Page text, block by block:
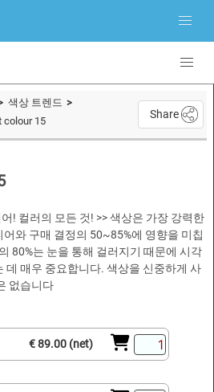
색상 트렌드
colour 15
Share
! 컬러의 모든 것! >> 색상은 가장 강력한
와 구매 결정의 50~85%에 영향을 미칩
80%는 눈을 통해 걸러지기 때문에 시각
데 매우 중요합니다. 색상을 신중하게 사
없습니다
€ 89.00 (net)